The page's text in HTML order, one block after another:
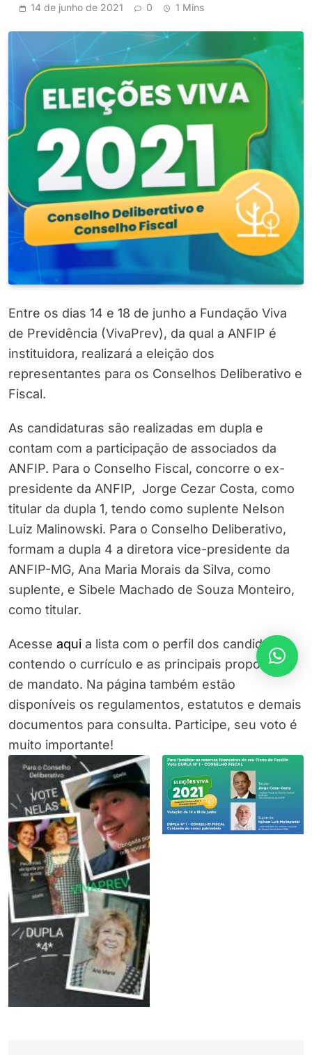
14 de junho de 2021 0 1 Mins
Entre os dias 14 e 18 de junho a Fundação Viva
de Previdência (VivaPrev), da qual a ANFIP é
instituidora, realizará a eleição dos
representantes para os Conselhos Deliberativo e
Fiscal.
As candidaturas são realizadas em dupla e
contam com a participação de associados da
ANFIP. Para o Conselho Fiscal, concorre o ex-
presidente da ANFIP, Jorge Cezar Costa, como
titular da dupla 1, tendo como suplente Nelson
Luiz Malinowski. Para o Conselho Deliberativo,
formam a dupla 4 a diretora vice-presidente da
ANFIP-MG, Ana Maria Morais da Silva, como
suplente, e Sibele Machado de Souza Monteiro,
como titular.
Acesse aqui a lista com o perfil dos candidatos,
contendo o currículo e as principais propostas
de mandato. Na página também estão
disponíveis os regulamentos, estatutos e demais
documentos para consulta. Participe, seu voto é
muito importante!